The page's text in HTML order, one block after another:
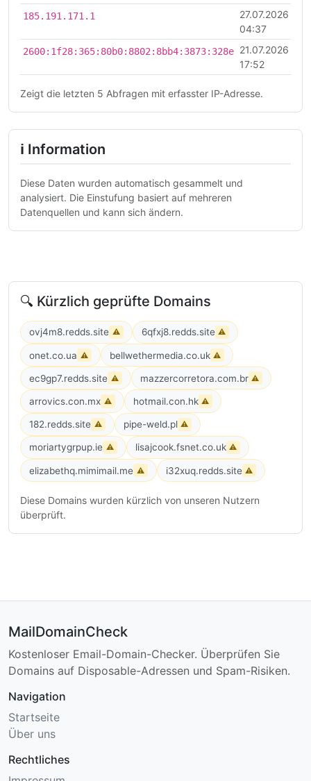
185.191.171.1
27.07.2026
04:37
2600:1f28:365:80b0:8802:8bb4:3873:328e 21.07.2026
17:52
Zeigt die letzten 5 Abfragen mit erfasster IP-Adresse.
ℹ Information
Diese Daten wurden automatisch gesammelt und
analysiert. Die Einstufung basiert auf mehreren
Datenquellen und kann sich ändern.
🔍 Kürzlich geprüfte Domains
ovj4m8.redds.site ⚠ 6qfxj8.redds.site ⚠
onet.co.ua ⚠ bellwethermedia.co.uk ⚠
ec9gp7.redds.site ⚠ mazzercorretora.com.br ⚠
arrovics.con.mx ⚠ hotmail.con.hk ⚠
182.redds.site ⚠ pipe-weld.pl ⚠
moriartygrpup.ie ⚠ lisajcook.fsnet.co.uk ⚠
elizabethq.mimimail.me ⚠ i32xuq.redds.site ⚠
Diese Domains wurden kürzlich von unseren Nutzern
überprüft.
MailDomainCheck
Kostenloser Email-Domain-Checker. Überprüfen Sie
Domains auf Disposable-Adressen und Spam-Risiken.
Navigation
Startseite
Über uns
Rechtliches